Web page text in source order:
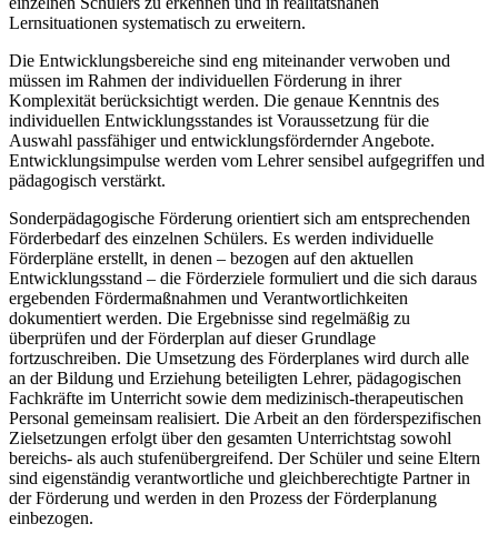
Lernsituationen systematisch zu erweitern.
Die Entwicklungsbereiche sind eng miteinander verwoben und
müssen im Rahmen der individuellen Förderung in ihrer
Komplexität berücksichtigt werden. Die genaue Kenntnis des
individuellen Entwicklungsstandes ist Voraussetzung für die
Auswahl passfähiger und entwicklungsfördernder Angebote.
Entwicklungsimpulse werden vom Lehrer sensibel aufgegriffen und
pädagogisch verstärkt.
Sonderpädagogische Förderung orientiert sich am entsprechenden
Förderbedarf des einzelnen Schülers. Es werden individuelle
Förderpläne erstellt, in denen – bezogen auf den aktuellen
Entwicklungsstand – die Förderziele formuliert und die sich daraus
ergebenden Fördermaßnahmen und Verantwortlichkeiten
dokumentiert werden. Die Ergebnisse sind regelmäßig zu
überprüfen und der Förderplan auf dieser Grundlage
fortzuschreiben. Die Umsetzung des Förderplanes wird durch alle
an der Bildung und Erziehung beteiligten Lehrer, pädagogischen
Fachkräfte im Unterricht sowie dem medizinisch-therapeutischen
Personal gemeinsam realisiert. Die Arbeit an den förderspezifischen
Zielsetzungen erfolgt über den gesamten Unterrichtstag sowohl
bereichs- als auch stufenübergreifend. Der Schüler und seine Eltern
sind eigenständig verantwortliche und gleichberechtigte Partner in
der Förderung und werden in den Prozess der Förderplanung
einbezogen.